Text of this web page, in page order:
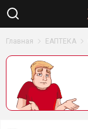
Главная ЕАПТЕКА